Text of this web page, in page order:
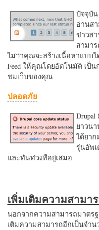
ปัจจุบัน
อ่านส
ข่าวส
สามาร
ไม่ว่าคุณจะสร้างเนื้อหาแบบใ
Feed ให้คุณโดยอัตโนมัติ เป็
ชมเว็บของคุณ
ปลอดภัย
ยาวนา
ได้ยา
รุ่นอัพ
และทันท่วงทีอยู่เสมอ
เพิ่มเติมความสามา
นอกจากความสามารถมาตร
เติมความสามารถอีกเป็นจำ